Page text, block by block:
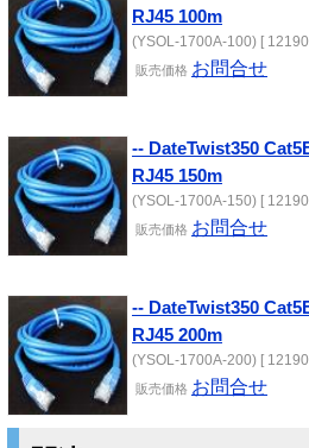
RJ45 100m
(YSOL-1700A-100) [
販売価格 お問合せ
-- DateTwist350
RJ45 150m
(YSOL-1700A-150) [
販売価格 お問合せ
-- DateTwist350
RJ45 200m
(YSOL-1700A-200) [
販売価格 お問合せ